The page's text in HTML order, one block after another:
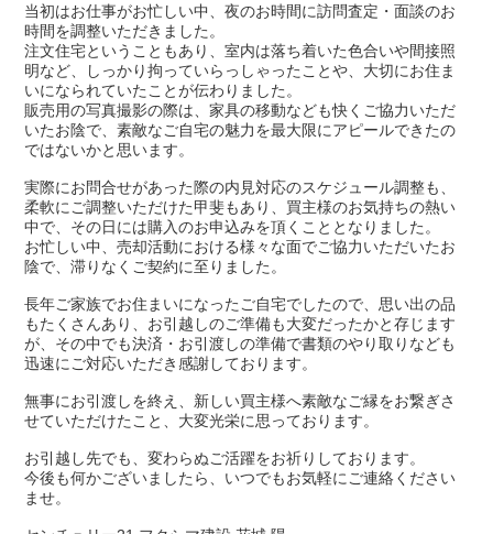
当初はお仕事がお忙しい中、夜のお時間に訪問査定・面談のお
時間を調整いただきました。
注文住宅ということもあり、室内は落ち着いた色合いや間接照
明など、しっかり拘っていらっしゃったことや、大切にお住ま
いになられていたことが伝わりました。
販売用の写真撮影の際は、家具の移動なども快くご協力いただ
いたお陰で、素敵なご自宅の魅力を最大限にアピールできたの
ではないかと思います。
実際にお問合せがあった際の内見対応のスケジュール調整も、
柔軟にご調整いただけた甲斐もあり、買主様のお気持ちの熱い
中で、その日には購入のお申込みを頂くこととなりました。
お忙しい中、売却活動における様々な面でご協力いただいたお
陰で、滞りなくご契約に至りました。
長年ご家族でお住まいになったご自宅でしたので、思い出の品
もたくさんあり、お引越しのご準備も大変だったかと存じます
が、その中でも決済・お引渡しの準備で書類のやり取りなども
迅速にご対応いただき感謝しております。
無事にお引渡しを終え、新しい買主様へ素敵なご縁をお繋ぎさ
せていただけたこと、大変光栄に思っております。
お引越し先でも、変わらぬご活躍をお祈りしております。
今後も何かございましたら、いつでもお気軽にご連絡ください
ませ。